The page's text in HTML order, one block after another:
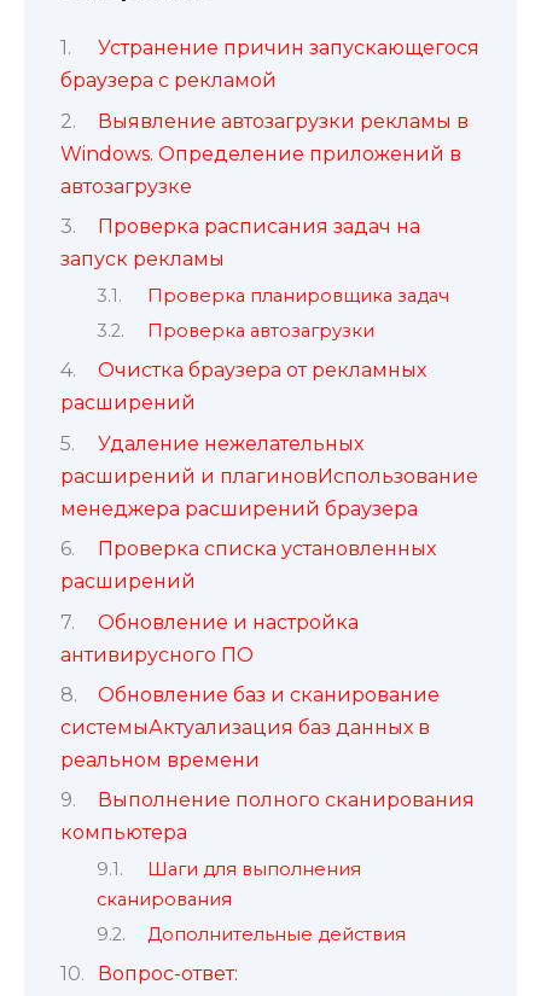
Устранение причин запускающегося
браузера с рекламой
Выявление автозагрузки рекламы в
Windows. Определение приложений в
автозагрузке
Проверка расписания задач на
запуск рекламы
Проверка планировщика задач
Проверка автозагрузки
Очистка браузера от рекламных
расширений
Удаление нежелательных
расширений и плагиновИспользование
менеджера расширений браузера
Проверка списка установленных
расширений
Обновление и настройка
антивирусного ПО
Обновление баз и сканирование
системыАктуализация баз данных в
реальном времени
Выполнение полного сканирования
компьютера
Шаги для выполнения
сканирования
Дополнительные действия
Вопрос-ответ: